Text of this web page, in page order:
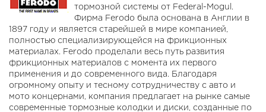
тормозной системы от Federal-Mogul.
Фирма Ferodo была основана в Англии в
1897 году и является старейшей в мире компанией,
полностью специализирующейся на фрикционных
материалах. Ferodo проделали весь путь развития
фрикционных материалов с момента их первого
применения и до современного вида. Благодаря
огромному опыту и тесному сотрудничеству с авто и
мото концернами, компания предлагает на рынке самые
современные тормозные колодки и диски, созданные по